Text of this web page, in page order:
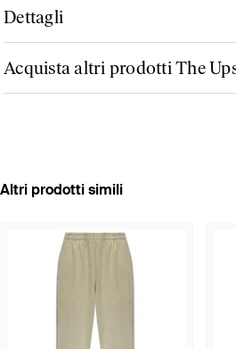
Dettagli
Acquista altri prodotti The
Altri prodotti simili